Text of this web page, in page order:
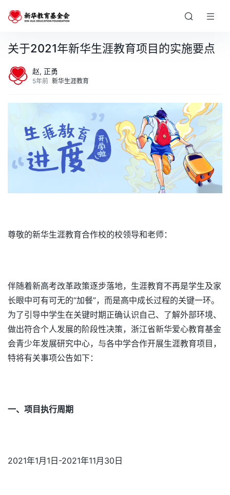
关于2021年新华生涯教育项目的实施要点
赵, 正勇
5年前 新华生涯教育
尊敬的新华生涯教育合作校的校领导和老师：
伴随着新高考改革政策逐步落地，生涯教育不再是学生及家
长眼中可有可无的“加餐”，而是高中成长过程的关键一环。
为了引导中学生在关键时期正确认识自己、了解外部环境、
做出符合个人发展的阶段性决策，浙江省新华爱心教育基金
会青少年发展研究中心，与各中学合作开展生涯教育项目，
特将有关事项公告如下：
一、项目执行周期
2021年1月1日-2021年11月30日